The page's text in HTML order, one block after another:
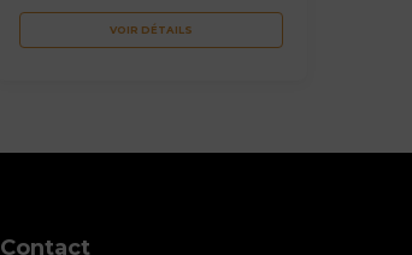
VOIR DÉTAILS
Contact